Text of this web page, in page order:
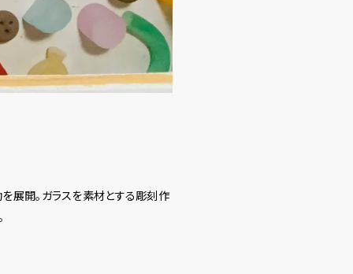
展開。ガラスを素材とする彫刻作